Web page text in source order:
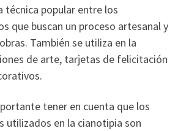
técnica popular entre los
que buscan un proceso artesanal y
También se utiliza en la
de arte, tarjetas de felicitación
tener en cuenta que los
utilizados en la cianotipia son